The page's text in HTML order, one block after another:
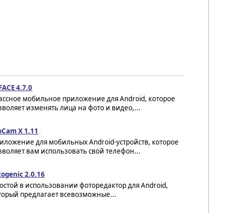
4.7.0
мобильное приложение для Android, которое
изменять лица на фото и видео,...
X 1.11
для мобильных Android-устройств, которое
вам использовать свой телефон...
2.0.16
в использовании фоторедактор для Android,
предлагает всевозможные...